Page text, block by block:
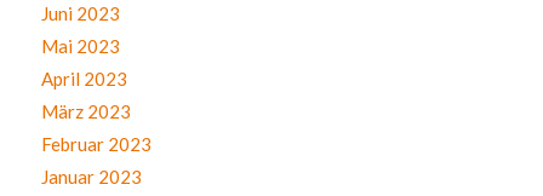
Juni 2023
Mai 2023
April 2023
März 2023
Februar 2023
Januar 2023